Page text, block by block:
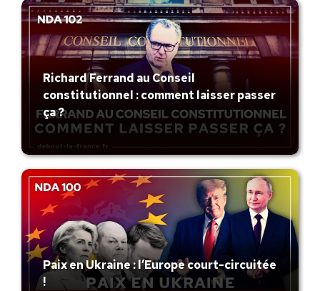
Richard Ferrand au Conseil
constitutionnel : comment laisser passer
ça ?
Paix en Ukraine : l’Europe court-circuitée
!